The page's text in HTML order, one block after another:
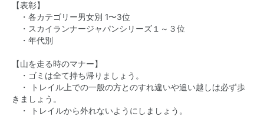
【表彰】
・各カテゴリー男女別 1〜3位
・スカイランナージャパンシリーズ１～３位
・年代別
【山を走る時のマナー】
・ゴミは全て持ち帰りましょう。
・ トレイル上での一般の方とのすれ違いや追い越しは必ず歩
きましょう。
・ トレイルから外れないようにしましょう。